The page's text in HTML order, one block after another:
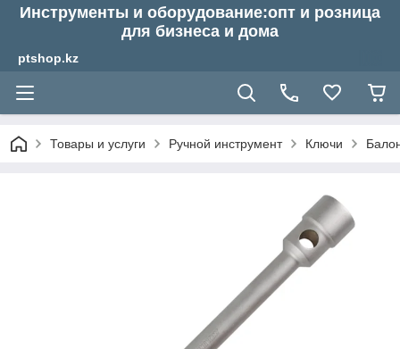
Инструменты и оборудование:опт и розница
для бизнеса и дома
ptshop.kz
Товары и услуги Ручной инструмент Ключи